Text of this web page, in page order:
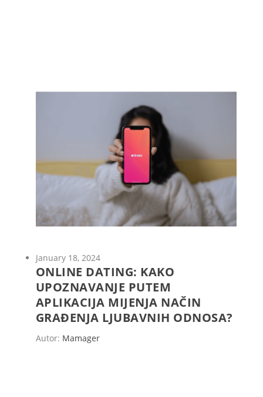
January 18, 2024
ONLINE DATING: KAKO
UPOZNAVANJE PUTEM
APLIKACIJA MIJENJA NAČIN
GRAĐENJA LJUBAVNIH ODNOSA?
Autor: Mamager